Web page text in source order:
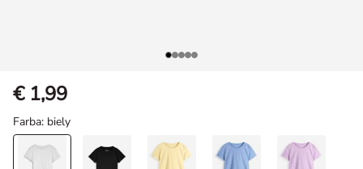
€ 1,99
Farba: biely